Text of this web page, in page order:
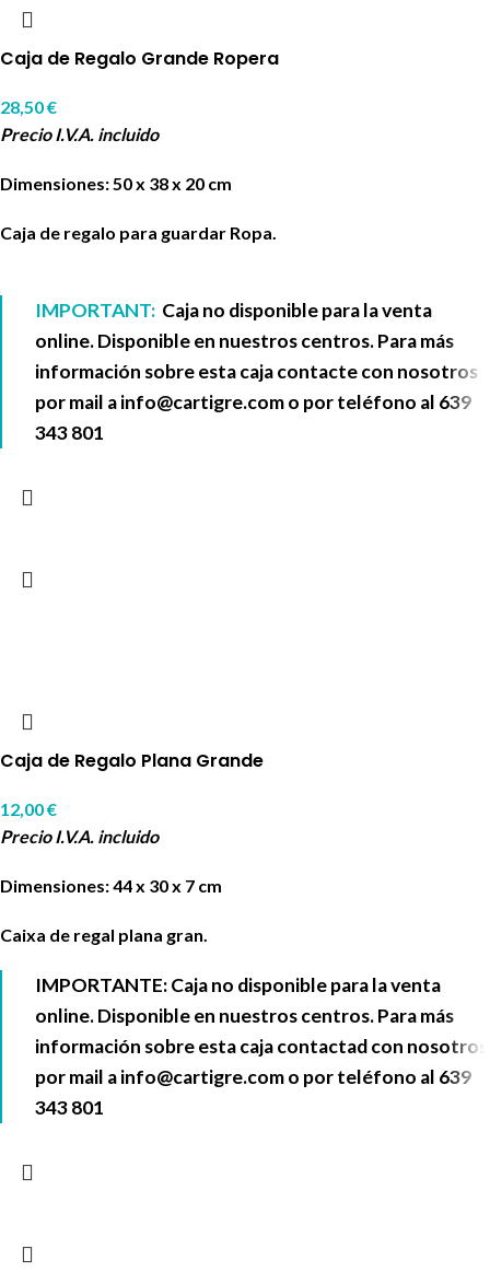
Caja de Regalo Grande Ropera
28,50€
Precio I.V.A. incluido
Dimensiones: 50 x 38 x 20 cm
Caja de regalo para guardar Ropa.
IMPORTANT: Caja no disponible para la venta
online. Disponible en nuestros centros. Para más
información sobre esta caja contacte con nosotros
por mail ainfo@cartigre.como por teléfono al 639
343 801
Caja de Regalo Plana Grande
12,00€
Precio I.V.A. incluido
Dimensiones: 44 x 30 x 7 cm
Caixa de regal plana gran.
IMPORTANTE: Caja no disponible para la venta
online. Disponible en nuestros centros. Para más
información sobre esta caja contactad con nosotros
por mail ainfo@cartigre.como por teléfono al 639
343 801